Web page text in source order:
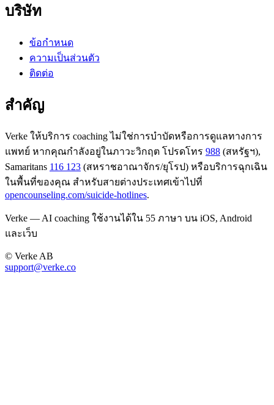
บริษัท
ข้อกำหนด
ความเป็นส่วนตัว
ติดต่อ
สำคัญ
Verke ให้บริการ coaching ไม่ใช่การบำบัดหรือการดูแลทางการ
แพทย์ หากคุณกำลังอยู่ในภาวะวิกฤต โปรดโทร 988 (สหรัฐฯ),
Samaritans 116 123 (สหราชอาณาจักร/ยุโรป) หรือบริการฉุกเฉิน
ในพื้นที่ของคุณ สำหรับสายต่างประเทศเข้าไปที่
opencounseling.com/suicide-hotlines.
Verke — AI coaching ใช้งานได้ใน 55 ภาษา บน iOS, Android
และเว็บ
© Verke AB
support@verke.co